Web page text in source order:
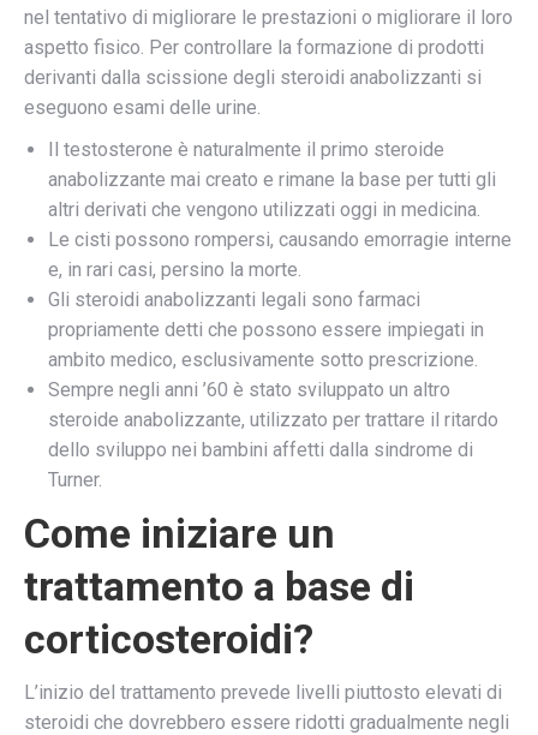
nel tentativo di migliorare le prestazioni o migliorare il loro
aspetto fisico. Per controllare la formazione di prodotti
derivanti dalla scissione degli steroidi anabolizzanti si
eseguono esami delle urine.
Il testosterone è naturalmente il primo steroide
anabolizzante mai creato e rimane la base per tutti gli
altri derivati che vengono utilizzati oggi in medicina.
Le cisti possono rompersi, causando emorragie interne
e, in rari casi, persino la morte.
Gli steroidi anabolizzanti legali sono farmaci
propriamente detti che possono essere impiegati in
ambito medico, esclusivamente sotto prescrizione.
Sempre negli anni ’60 è stato sviluppato un altro
steroide anabolizzante, utilizzato per trattare il ritardo
dello sviluppo nei bambini affetti dalla sindrome di
Turner.
Come iniziare un
trattamento a base di
corticosteroidi?
L’inizio del trattamento prevede livelli piuttosto elevati di
steroidi che dovrebbero essere ridotti gradualmente negli